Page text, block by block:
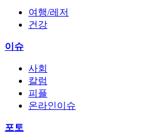
여행/레저
건강
이슈
사회
칼럼
피플
온라인이슈
포토